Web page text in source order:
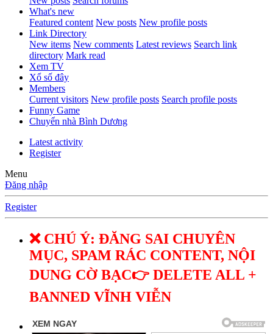
What's new
Featured content New posts New profile posts
Link Directory
New items New comments Latest reviews Search link
directory Mark read
Xem TV
Xổ số đây
Members
Current visitors New profile posts Search profile posts
Funny Game
Chuyển nhà Bình Dương
Latest activity
Register
Menu
Đăng nhập
Register
❌ CHÚ Ý: ĐĂNG SAI CHUYÊN
MỤC, SPAM RÁC CONTENT, NỘI
DUNG CỜ BẠC👉 DELETE ALL +
BANNED VĨNH VIỄN